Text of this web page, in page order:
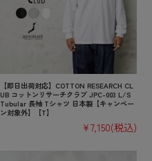
【即日出荷対応】COTTON RESEARCH CL
UB コットンリサーチクラブ JPC-003 L/S
Tubular 長袖 Tシャツ 日本製【キャンペー
ン対象外】【T】
¥7,150(税込)